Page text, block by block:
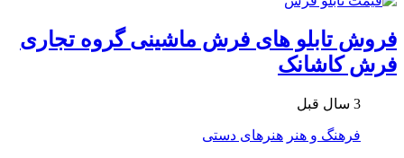
فروش تابلو های فرش ماشینی گروه تجاری
فرش کاشانک
3 سال قبل
فرهنگ و هنر هنرهای دستی